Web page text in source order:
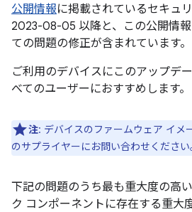
公開情報に掲載されているセキュ
2023-08-05 以降と、この公開情
ての問題の修正が含まれています。
ご利用のデバイスにこのアップデ
べてのユーザーにおすすめします。
注: デバイスのファームウェア イメ
のサプライヤーにお問い合わせください
下記の問題のうち最も重大度の高
ク コンポーネントに存在する重大